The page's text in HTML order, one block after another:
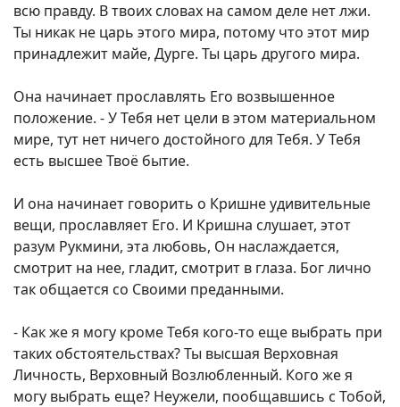
всю правду. В твоих словах на самом деле нет лжи.
Ты никак не царь этого мира, потому что этот мир
принадлежит майе, Дурге. Ты царь другого мира.
Она начинает прославлять Его возвышенное
положение. - У Тебя нет цели в этом материальном
мире, тут нет ничего достойного для Тебя. У Тебя
есть высшее Твоё бытие.
И она начинает говорить о Кришне удивительные
вещи, прославляет Его. И Кришна слушает, этот
разум Рукмини, эта любовь, Он наслаждается,
смотрит на нее, гладит, смотрит в глаза. Бог лично
так общается со Своими преданными.
- Как же я могу кроме Тебя кого-то еще выбрать при
таких обстоятельствах? Ты высшая Верховная
Личность, Верховный Возлюбленный. Кого же я
могу выбрать еще? Неужели, пообщавшись с Тобой,